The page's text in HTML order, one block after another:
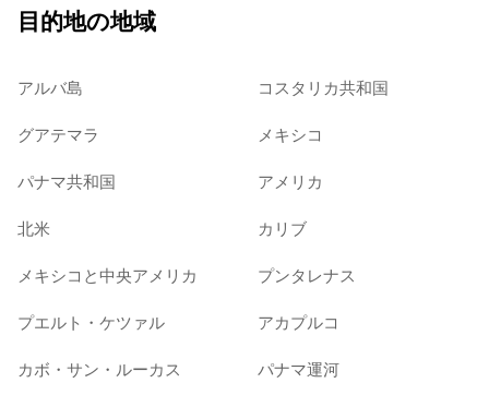
目的地の地域
アルバ島 コスタリカ共和国
グアテマラ メキシコ
パナマ共和国 アメリカ
北米 カリブ
メキシコと中央アメリカ プンタレナス
プエルト・ケツァル アカプルコ
カボ・サン・ルーカス パナマ運河